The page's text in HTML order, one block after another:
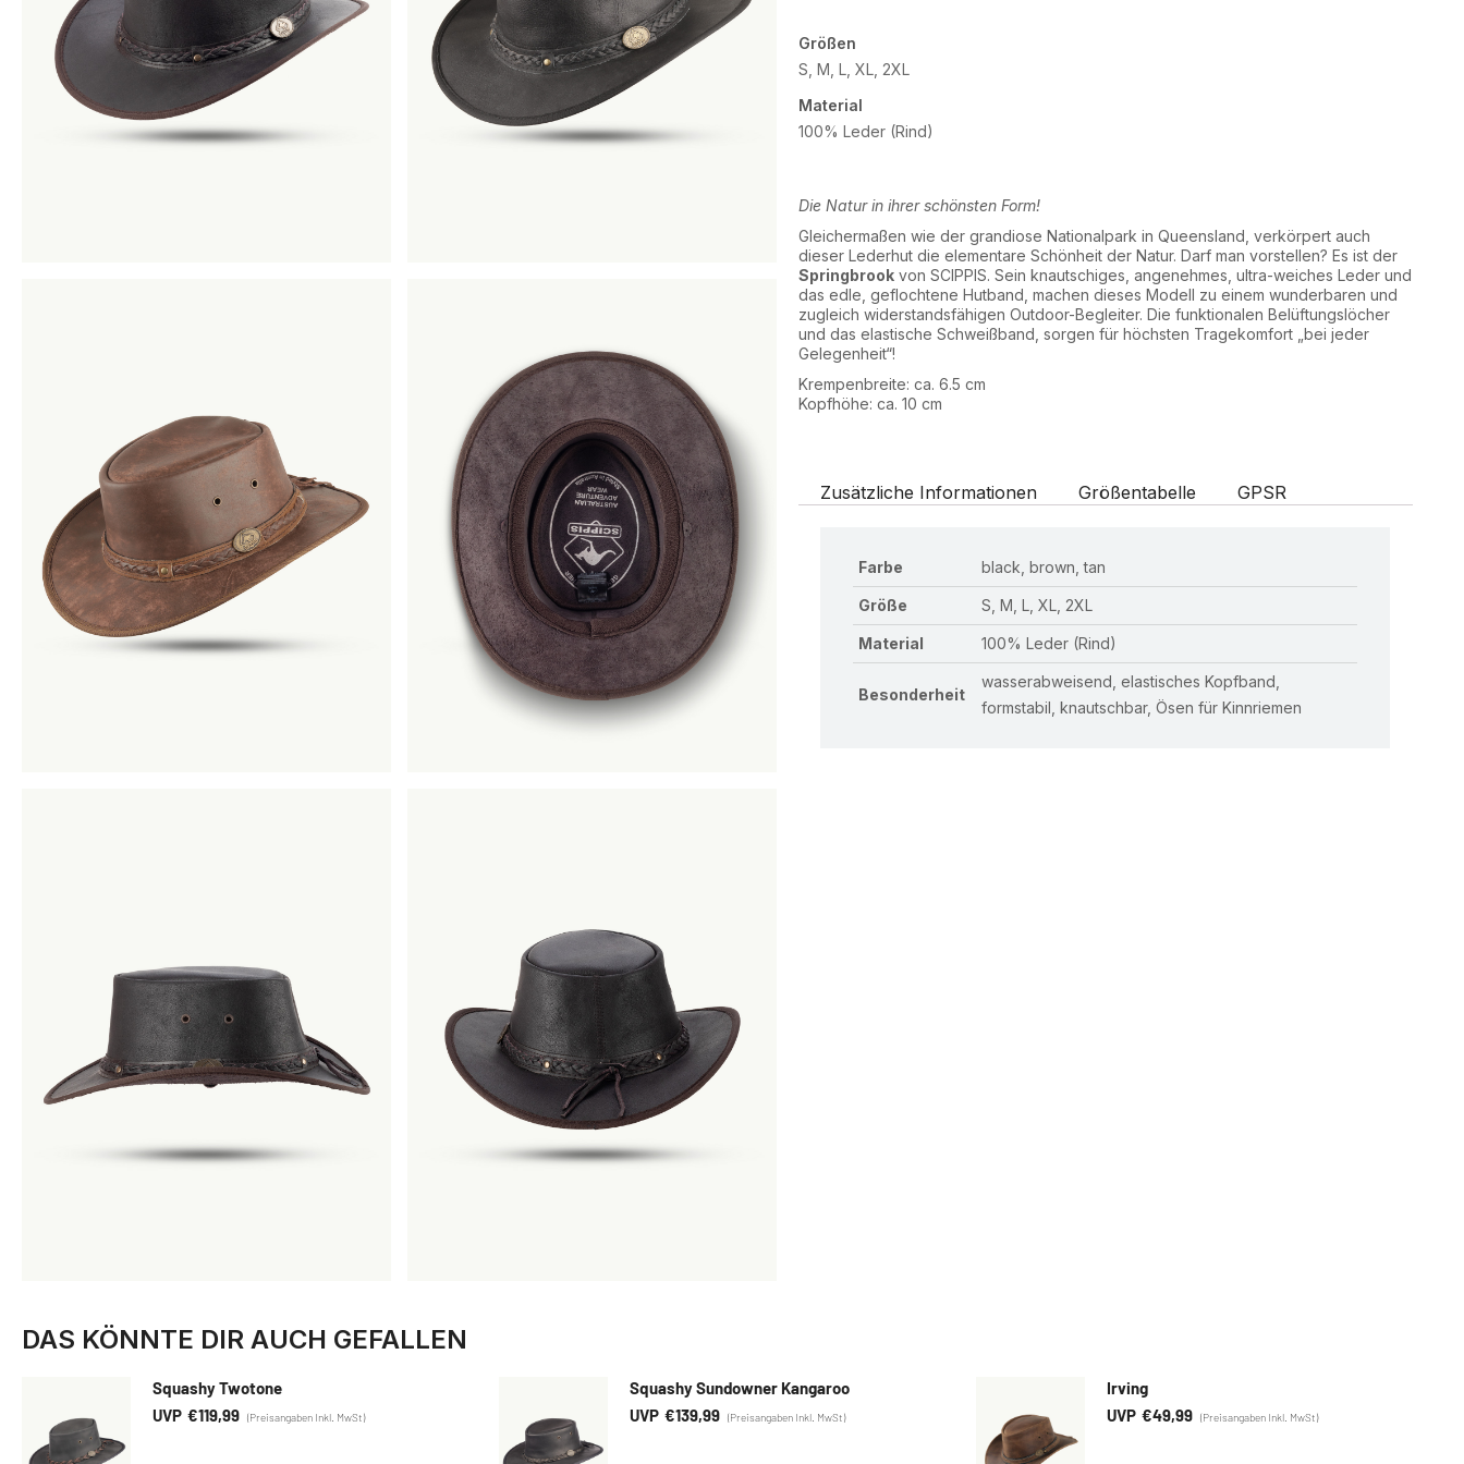
Größen
S, M, L, XL, 2XL
Material
100% Leder (Rind)
Die Natur in ihrer schönsten Form!
Gleichermaßen wie der grandiose Nationalpark in Queensland, verkörpert auch
dieser Lederhut die elementare Schönheit der Natur. Darf man vorstellen? Es ist der
Springbrook von SCIPPIS. Sein knautschiges, angenehmes, ultra-weiches Leder und
das edle, geflochtene Hutband, machen dieses Modell zu einem wunderbaren und
zugleich widerstandsfähigen Outdoor-Begleiter. Die funktionalen Belüftungslöcher
und das elastische Schweißband, sorgen für höchsten Tragekomfort „bei jeder
Gelegenheit“!
Krempenbreite: ca. 6.5 cm
Kopfhöhe: ca. 10 cm
Zusätzliche Informationen Größentabelle GPSR
Farbe black, brown, tan
Größe S, M, L, XL, 2XL
Material 100% Leder (Rind)
Besonderheit
wasserabweisend, elastisches Kopfband,
formstabil, knautschbar, Ösen für Kinnriemen
DAS KÖNNTE DIR AUCH GEFALLEN
Squashy Twotone
€119,99
Squashy Sundowner Kangaroo
€139,99
Irving
€49,99